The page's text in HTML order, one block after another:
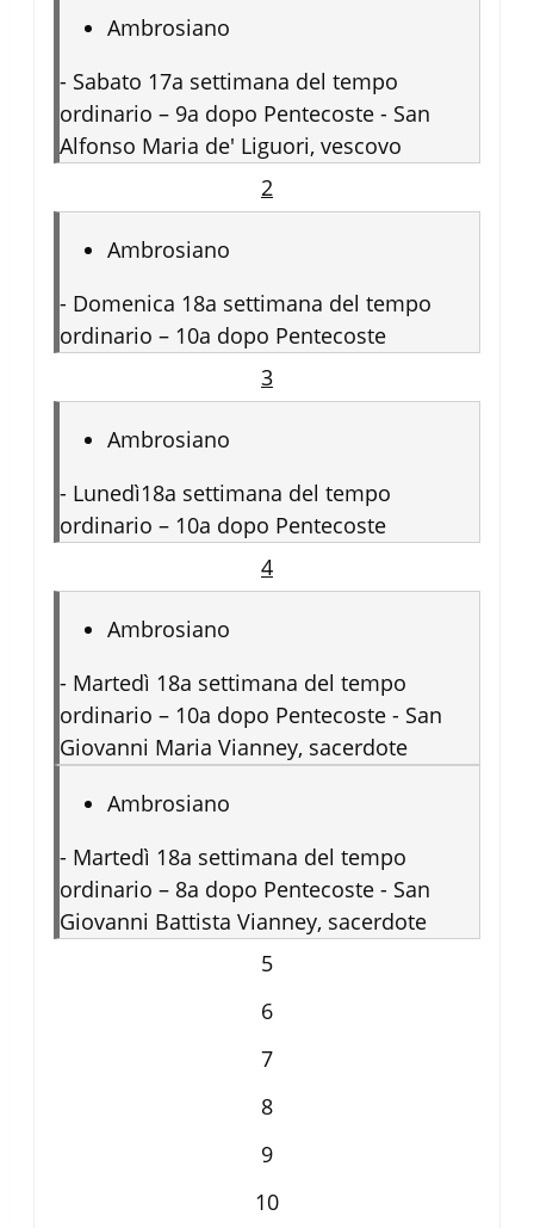
Ambrosiano
- Sabato 17a settimana del tempo
ordinario – 9a dopo Pentecoste - San
Alfonso Maria de' Liguori, vescovo
2
Ambrosiano
- Domenica 18a settimana del tempo
ordinario – 10a dopo Pentecoste
3
Ambrosiano
- Lunedì18a settimana del tempo
ordinario – 10a dopo Pentecoste
4
Ambrosiano
- Martedì 18a settimana del tempo
ordinario – 10a dopo Pentecoste - San
Giovanni Maria Vianney, sacerdote
Ambrosiano
- Martedì 18a settimana del tempo
ordinario – 8a dopo Pentecoste - San
Giovanni Battista Vianney, sacerdote
5
6
7
8
9
10